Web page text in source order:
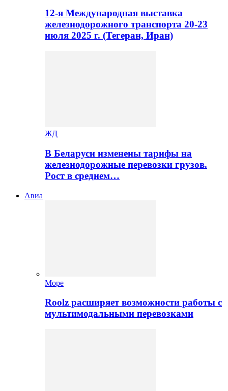
12-я Международная выставка
железнодорожного транспорта 20-23
июля 2025 г. (Тегеран, Иран)
ЖД
В Беларуси изменены тарифы на
железнодорожные перевозки грузов.
Рост в среднем…
Авиа
Море
Roolz расширяет возможности работы с
мультимодальными перевозками